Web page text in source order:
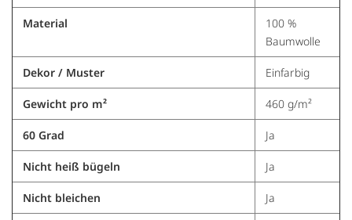
Material
100 %
Baumwolle
Dekor / Muster Einfarbig
Gewicht pro m² 460 g/m²
60 Grad Ja
Nicht heiß bügeln Ja
Nicht bleichen Ja